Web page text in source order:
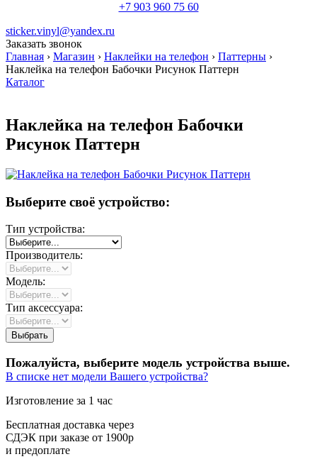
+7 903 960 75 60
sticker.vinyl@yandex.ru
Заказать звонок
Главная › Магазин › Наклейки на телефон › Паттерны ›
Наклейка на телефон Бабочки Рисунок Паттерн
Каталог
Наклейка на телефон Бабочки
Рисунок Паттерн
Выберите своё устройство:
Тип устройства:
Производитель:
Модель:
Тип аксессуара:
Пожалуйста, выберите модель устройства выше.
В списке нет модели Вашего устройства?
Изготовление за 1 час
Бесплатная доставка через
СДЭК при заказе от 1900р
и предоплате